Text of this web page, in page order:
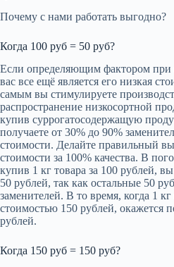
Почему с нами работать выгодно?
Когда 100 руб = 50 руб?
Если определяющим фактором при
вас все ещё является его низкая
самым вы стимулируете
распространение низкосортной
купив суррогатосодержащую
получаете от 30% до 90%
стоимости. Делайте правильный
стоимости за 100% качества. В
купив 1 кг товара за 100 рублей,
50 рублей, так как остальные 50
заменителей. В то время, когда 1 кг
стоимостью 150 рублей, окажется
рублей.
Когда 150 руб = 150 руб?